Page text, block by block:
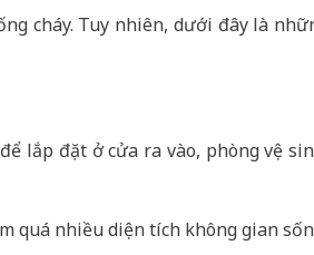
cháy. Tuy nhiên, dưới đây là
lắp đặt ở cửa ra vào, phòng vệ
quá nhiều diện tích không gian